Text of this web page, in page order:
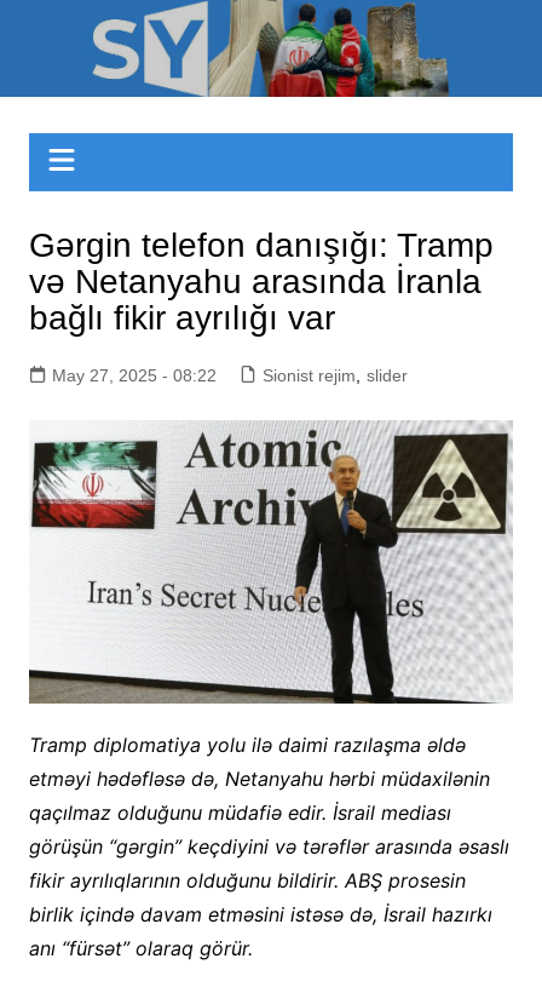
Sizinyol.org
Gərgin telefon danışığı: Tramp
və Netanyahu arasında İranla
bağlı fikir ayrılığı var
May 27, 2025 - 08:22 Sionist rejim slider
Tramp diplomatiya yolu ilə daimi razılaşma əldə
etməyi hədəfləsə də, Netanyahu hərbi müdaxilənin
qaçılmaz olduğunu müdafiə edir. İsrail mediası
görüşün “gərgin” keçdiyini və tərəflər arasında əsaslı
fikir ayrılıqlarının olduğunu bildirir. ABŞ prosesin
birlik içində davam etməsini istəsə də, İsrail hazırkı
anı “fürsət” olaraq görür.